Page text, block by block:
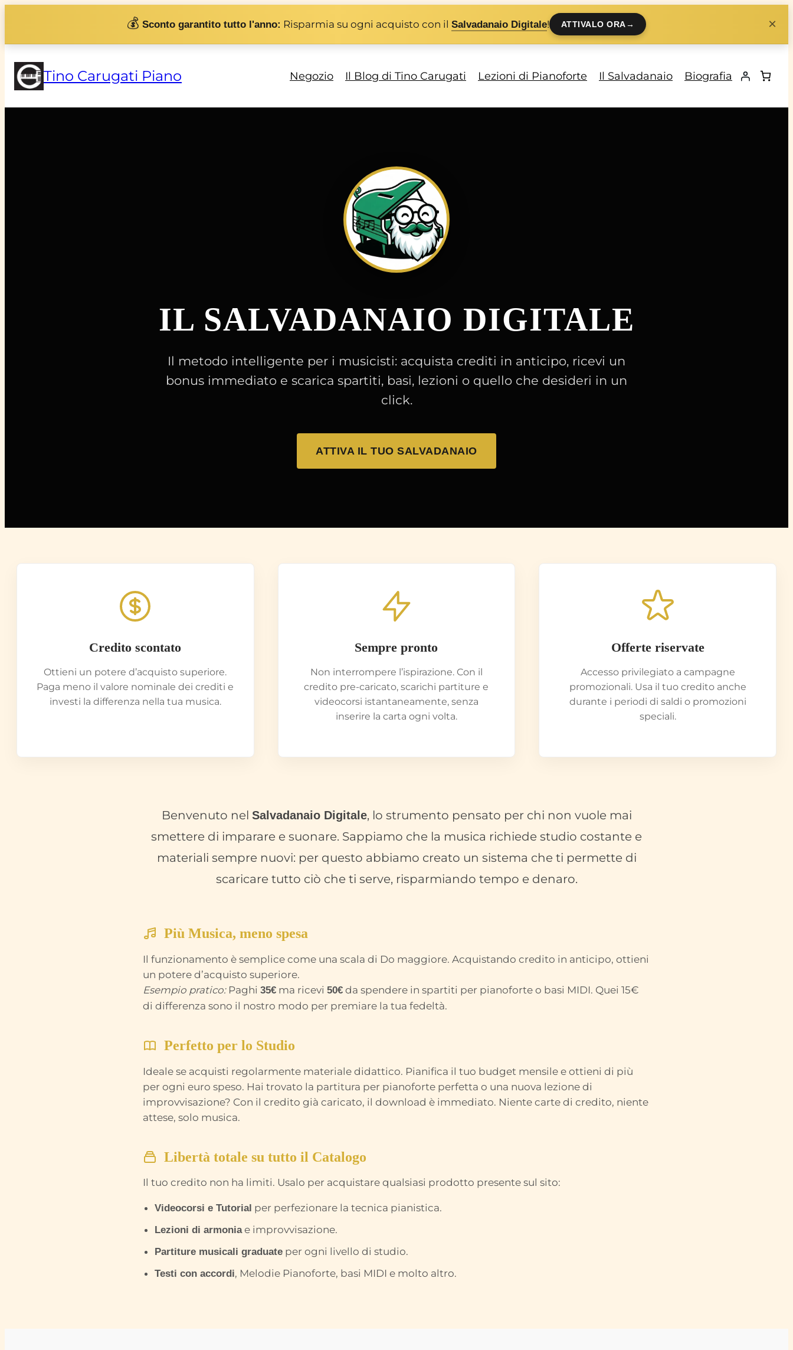
💰 Sconto garantito tutto l'anno: Risparmia su ogni acquisto con il Salvadanaio Digitale! ATTIVALO ORA→ ×
Tino Carugati Piano Negozio Il Blog di Tino Carugati Lezioni di Pianoforte Il Salvadanaio Biografia
IL SALVADANAIO DIGITALE
Il metodo intelligente per i musicisti: acquista crediti in anticipo, ricevi un
bonus immediato e scarica spartiti, basi, lezioni o quello che desideri in un
click.
ATTIVA IL TUO SALVADANAIO
Credito scontato
Ottieni un potere d’acquisto superiore.
Paga meno il valore nominale dei crediti e
investi la differenza nella tua musica.
Sempre pronto
Non interrompere l’ispirazione. Con il
credito pre-caricato, scarichi partiture e
videocorsi istantaneamente, senza
inserire la carta ogni volta.
Offerte riservate
Accesso privilegiato a campagne
promozionali. Usa il tuo credito anche
durante i periodi di saldi o promozioni
speciali.
Benvenuto nel Salvadanaio Digitale, lo strumento pensato per chi non vuole mai
smettere di imparare e suonare. Sappiamo che la musica richiede studio costante e
materiali sempre nuovi: per questo abbiamo creato un sistema che ti permette di
scaricare tutto ciò che ti serve, risparmiando tempo e denaro.
Più Musica, meno spesa
Il funzionamento è semplice come una scala di Do maggiore. Acquistando credito in anticipo, ottieni
un potere d’acquisto superiore.
Esempio pratico:Paghi 35€ ma ricevi 50€ da spendere in spartiti per pianoforte o basi MIDI. Quei 15€
di differenza sono il nostro modo per premiare la tua fedeltà.
Perfetto per lo Studio
Ideale se acquisti regolarmente materiale didattico. Pianifica il tuo budget mensile e ottieni di più
per ogni euro speso. Hai trovato la partitura per pianoforte perfetta o una nuova lezione di
improvvisazione? Con il credito già caricato, il download è immediato. Niente carte di credito, niente
attese, solo musica.
Libertà totale su tutto il Catalogo
Il tuo credito non ha limiti. Usalo per acquistare qualsiasi prodotto presente sul sito:
Videocorsi e Tutorial per perfezionare la tecnica pianistica.
Lezioni di armoniae improvvisazione.
Partiture musicali graduate per ogni livello di studio.
Testi con accordi, Melodie Pianoforte, basi MIDI e molto altro.